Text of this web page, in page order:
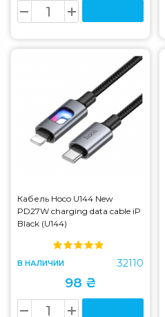
Кабель Hoco U144 New
PD27W charging data cable iP
Black (U144)
В НАЛИЧИИ 32110
98 ₴